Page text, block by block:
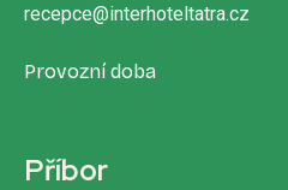
recepce@interhoteltatra.cz
Provozní doba
Příbor